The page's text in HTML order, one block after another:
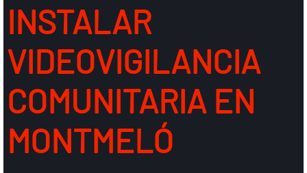
INSTALAR
VIDEOVIGILANCIA
COMUNITARIA EN
MONTMELÓ